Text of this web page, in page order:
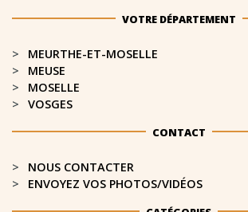
VOTRE DÉPARTEMENT
MEURTHE-ET-MOSELLE​
MEUSE
MOSELLE
VOSGES
CONTACT
NOUS CONTACTER
ENVOYEZ VOS PHOTOS/VIDÉOS